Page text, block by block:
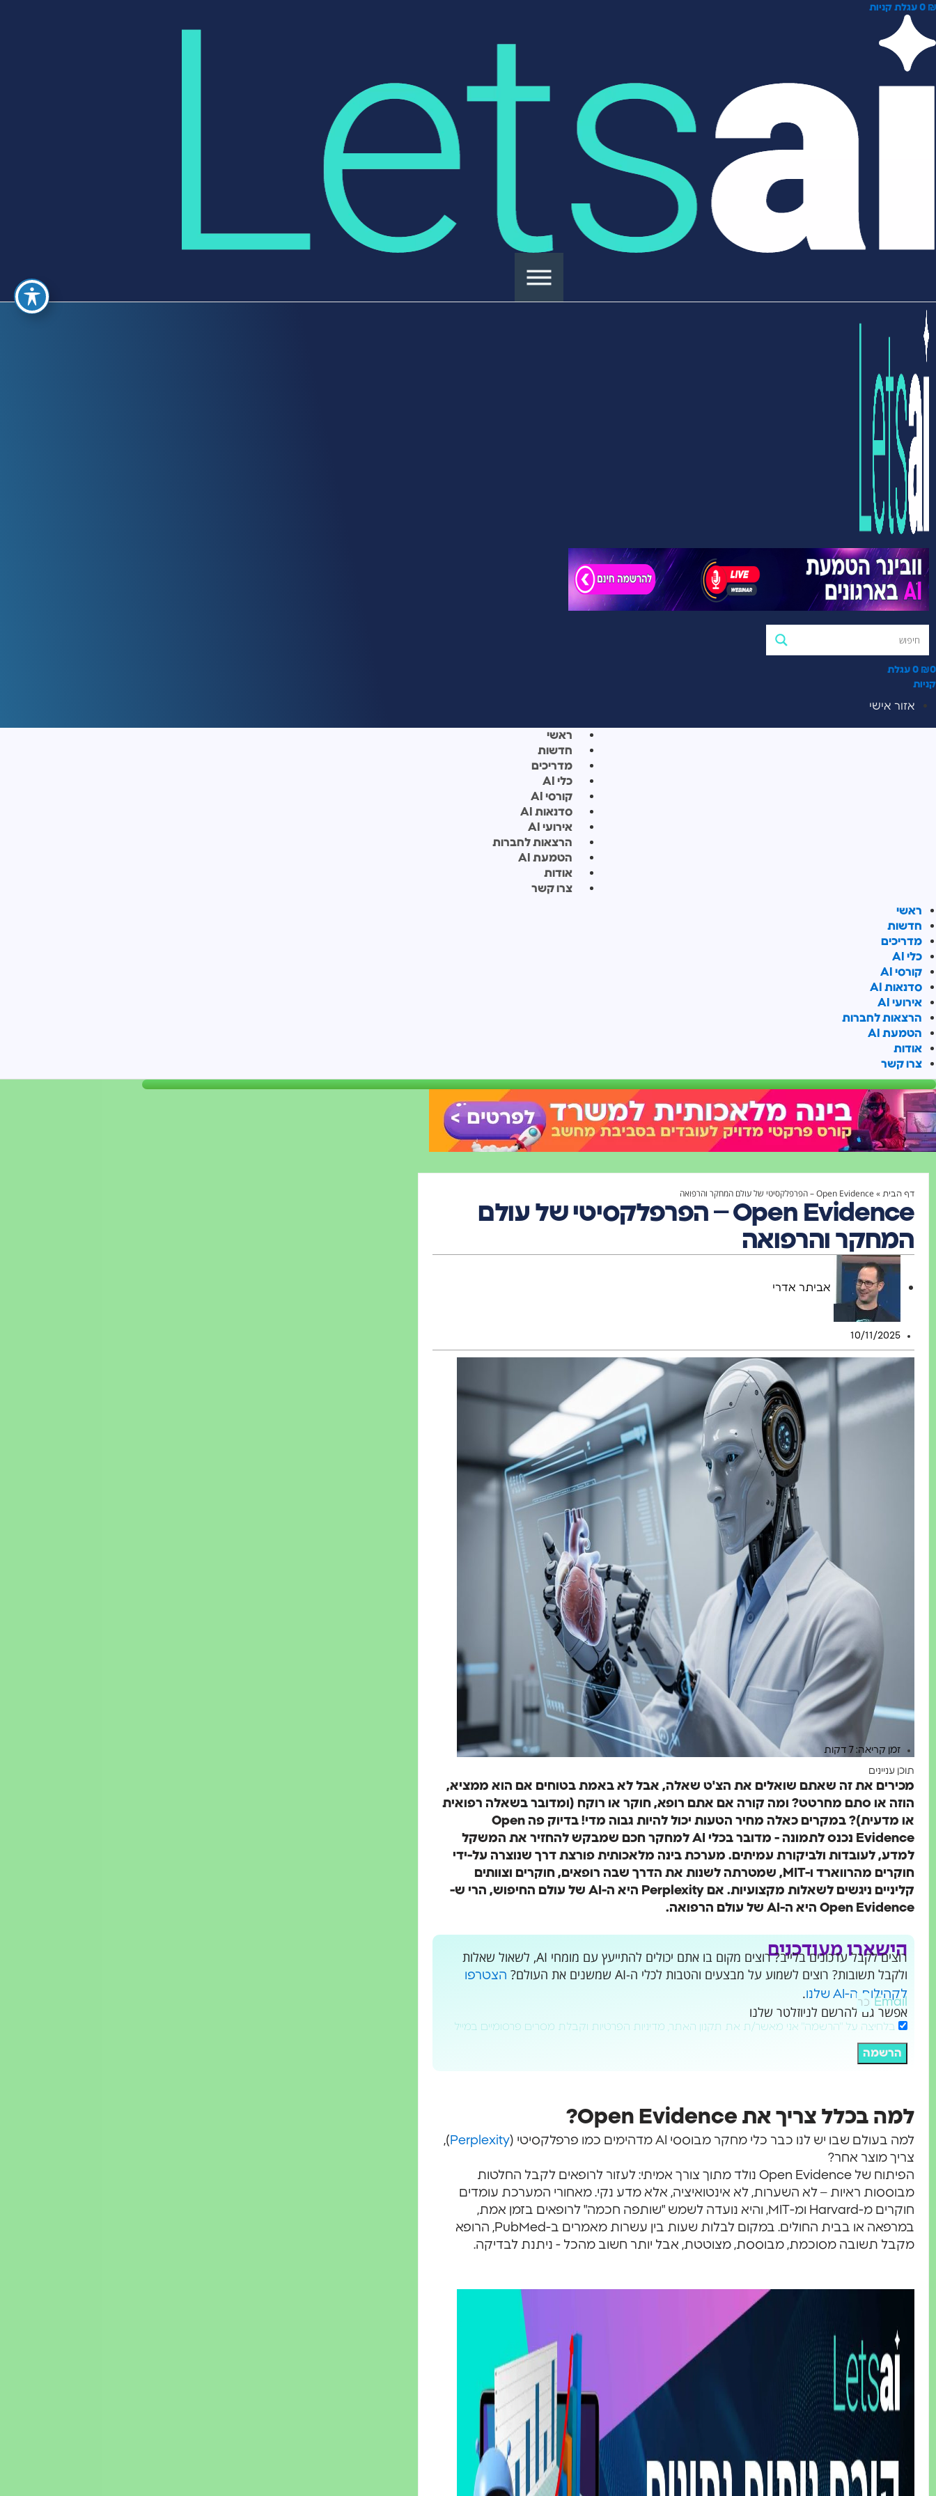
₪
0 עגלת קניות
₪0
0 עגלת
קניות
אזור אישי
ראשי
חדשות
מדריכים
כלי AI
קורסי AI
סדנאות AI
אירועי AI
הרצאות לחברות
הטמעת AI
אודות
צרו קשר
ראשי
חדשות
מדריכים
כלי AI
קורסי AI
סדנאות AI
אירועי AI
הרצאות לחברות
הטמעת AI
אודות
צרו קשר
דף הבית » Open Evidence – הפרפלקסיטי של עולם המחקר והרפואה
Open Evidence – הפרפלקסיטי של עולם
המחקר והרפואה
אביתר אדרי
10/11/2025
זמן קריאה: 7 דקות
תוכן עניינים
מכירים את זה שאתם שואלים את הצ'ט שאלה, אבל לא באמת בטוחים אם הוא ממציא,
הוזה או סתם מחרטט? ומה קורה אם אתם רופא, חוקר או רוקח (ומדובר בשאלה רפואית
או מדעית)? במקרים כאלה מחיר הטעות יכול להיות גבוה מדי! בדיוק פה Open
Evidence נכנס לתמונה - מדובר בכלי AI למחקר חכם שמבקש להחזיר את המשקל
למדע, לעובדות ולביקורת עמיתים. מערכת בינה מלאכותית פורצת דרך שנוצרה על-ידי
חוקרים מהרווארד ו-MIT, שמטרתה לשנות את הדרך שבה רופאים, חוקרים וצוותים
קליניים ניגשים לשאלות מקצועיות. אם Perplexity היא ה-AI של עולם החיפוש, הרי ש-
Open Evidence היא ה-AI של עולם הרפואה.
הישארו מעודכנים
רוצים לקבל עדכונים בלייב? רוצים מקום בו אתם יכולים להתייעץ עם מומחי AI, לשאול שאלות
ולקבל תשובות? רוצים לשמוע על מבצעים והטבות לכלי ה-AI שמשנים את העולם?
הצטרפו
לקהילות ה-AI שלנו
.
אפשר גם להרשם לניוזלטר שלנו
Email
בלחיצה על "הרשמה" אני מאשר/ת את תקנון האתר, מדיניות הפרטיות וקבלת מסרים פרסומיים במייל
הרשמה
למה בכלל צריך את Open Evidence?
למה בעולם שבו יש לנו כבר כלי מחקר מבוססי AI מדהימים כמו פרפלקסיטי ( Perplexity
),
צריך מוצר אחר?
הפיתוח של Open Evidence נולד מתוך צורך אמיתי: לעזור לרופאים לקבל החלטות
מבוססות ראיות – לא השערות, לא אינטואיציה, אלא מדע נקי. מאחורי המערכת עומדים
חוקרים מ-Harvard ומ-MIT, והיא נועדה לשמש "שותפה חכמה" לרופאים בזמן אמת,
במרפאה או בבית החולים. במקום לבלות שעות בין עשרות מאמרים ב-PubMed, הרופא
מקבל תשובה מסוכמת, מבוססת, מצוטטת, אבל יותר חשוב מהכל - ניתנת לבדיקה.